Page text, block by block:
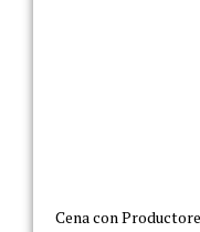
Cena con